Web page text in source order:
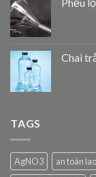
Chai
TAGS
AgNO3 an toàn